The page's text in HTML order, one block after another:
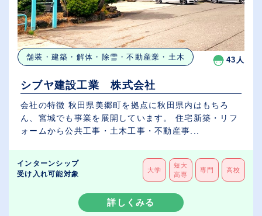
舗装・建築・解体・除雪・不動産業・土木 43人
シブヤ建設工業 株式会社
会社の特徴 秋田県美郷町を拠点に秋田県内はもちろ
ん、宮城でも事業を展開しています。 住宅新築・リフ
ォームから公共工事・土木工事・不動産事...
インターンシップ
受け入れ可能対象
大学
短大
高専
専門 高校
詳しくみる